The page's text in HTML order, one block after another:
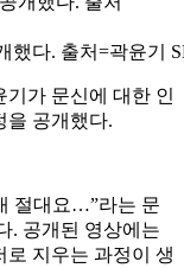
했다. 출처=곽윤기
가 문신에 대한 인
을 공개했다.
절대요…”라는 문
. 공개된 영상에는
로 지우는 과정이 생